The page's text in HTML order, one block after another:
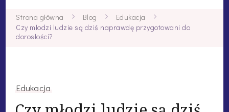
Strona główna Blog
Edukacja
Czy młodzi ludzie są dziś naprawdę przygotowani do
dorosłości?
Edukacja